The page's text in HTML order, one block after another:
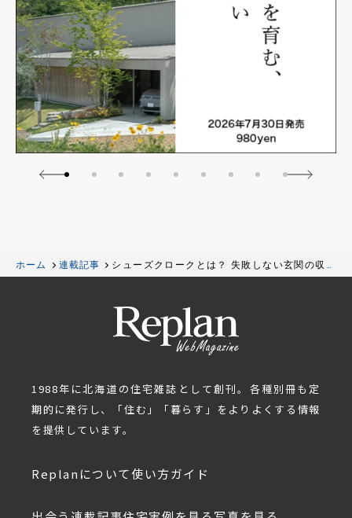
ホーム 連載記事
シューズクロークとは？ 失敗しない玄関の収納
計画
1988年に北海道の住宅雑誌として創刊。各種別冊も定
期的に発行し、「住む」「暮らす」をよりよくする情報
を提供しています。
Replanについて使い方ガイド